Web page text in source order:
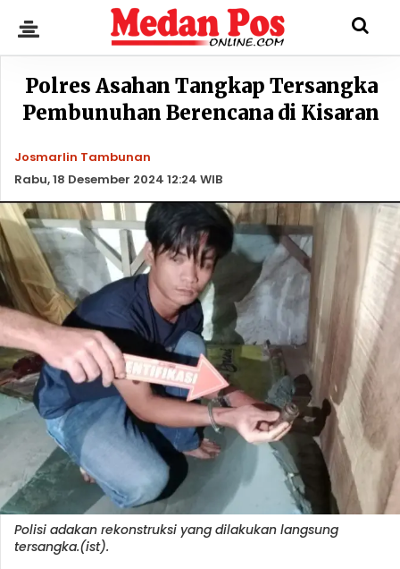
Polres Asahan Tangkap Tersangka
Pembunuhan Berencana di Kisaran
Josmarlin Tambunan
Rabu, 18 Desember 2024 12:24 WIB
Polisi adakan rekonstruksi yang dilakukan langsung
tersangka.(ist).